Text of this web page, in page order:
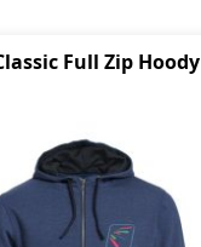
Full Zip Hoody